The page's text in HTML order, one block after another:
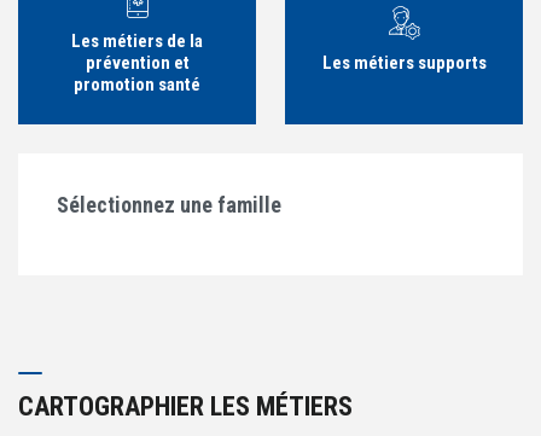
CARTOGRAPHIER LES MÉTIERS
Les métiers de la
prévention et
promotion santé
Les métiers supports
Sélectionnez une famille